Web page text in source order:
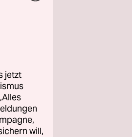
jetzt
will,